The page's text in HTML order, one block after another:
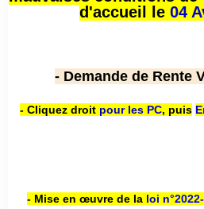
d'accueil le 04
- Demande de Rente
- Cliquez droit pour les PC, puis
- Mise en œuvre de la loi n